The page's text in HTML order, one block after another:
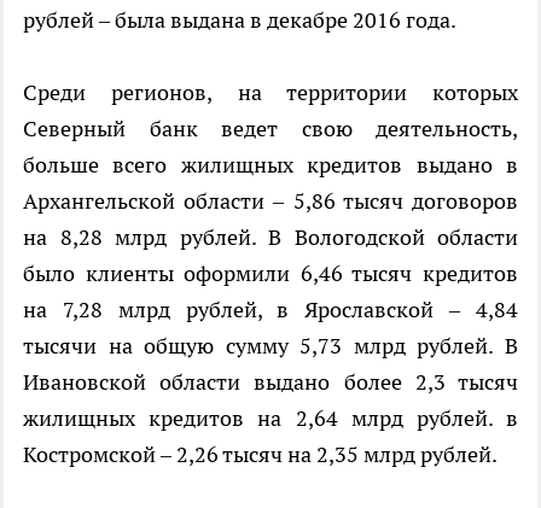
рублей – была выдана в декабре 2016 года.
Среди регионов, на территории которых
Северный банк ведет свою деятельность,
больше всего жилищных кредитов выдано в
Архангельской области – 5,86 тысяч договоров
на 8,28 млрд рублей. В Вологодской области
было клиенты оформили 6,46 тысяч кредитов
на 7,28 млрд рублей, в Ярославской – 4,84
тысячи на общую сумму 5,73 млрд рублей. В
Ивановской области выдано более 2,3 тысяч
жилищных кредитов на 2,64 млрд рублей. в
Костромской – 2,26 тысяч на 2,35 млрд рублей.